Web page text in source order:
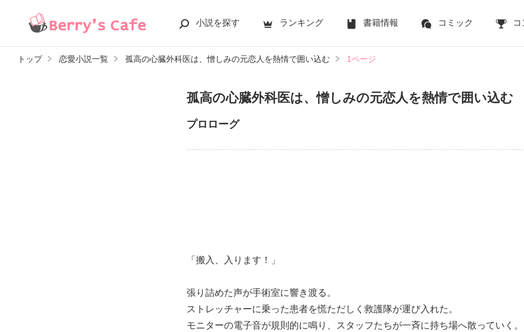
小説を探す ランキング 書籍情報 コミック
トップ 恋愛小説一覧 孤高の心臓外科医は、憎しみの元恋人を熱情で囲い込む 1ページ
孤高の心臓外科医は、憎しみの元恋人を熱情で囲い込む
プロローグ
「搬入、入ります！」
張り詰めた声が手術室に響き渡る。
ストレッチャーに乗った患者を慌ただしく救護隊が運び入れた。
モニターの電子音が規則的に鳴り、スタッフたちが一斉に持ち場へ散っていく。